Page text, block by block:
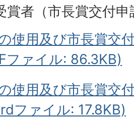
賞者（市長賞交付
使用及び市長賞交
ファイル: 86.3KB)
使用及び市長賞交
ファイル: 17.8KB)